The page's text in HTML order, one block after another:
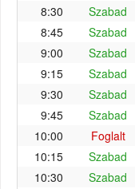
8:30
Szabad
8:45
Szabad
9:00
Szabad
9:15
Szabad
9:30
Szabad
9:45
Szabad
10:00
Foglalt
10:15
Szabad
10:30
Szabad